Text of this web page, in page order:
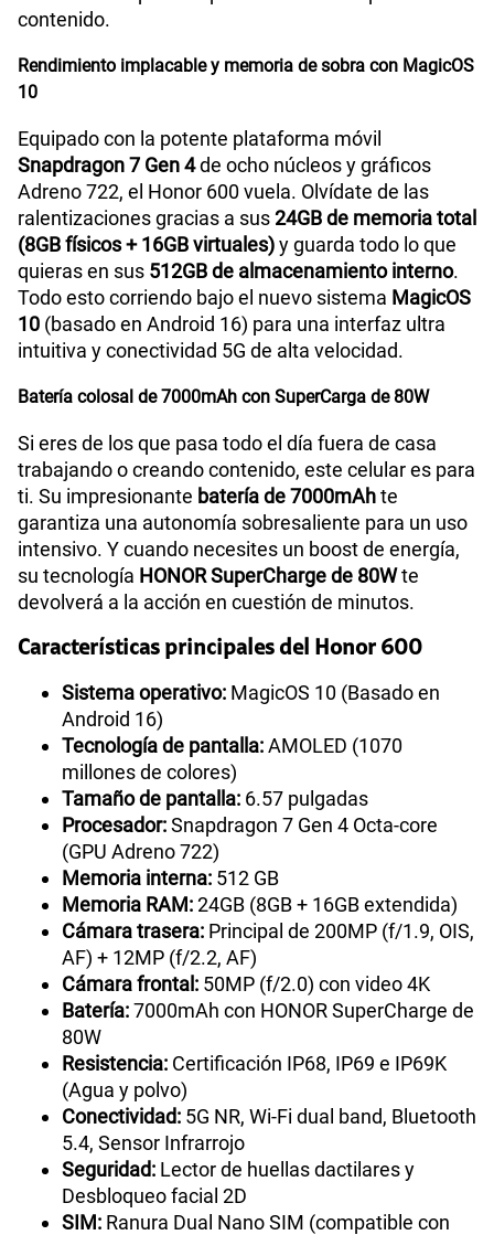
contenido.
Rendimiento implacable y memoria de sobra con MagicOS
10
Equipado con la potente plataforma móvil
Snapdragon 7 Gen 4de ocho núcleos y gráficos
Adreno 722, el Honor 600 vuela. Olvídate de las
ralentizaciones gracias a sus24GB de memoria total
(8GB físicos + 16GB virtuales)y guarda todo lo que
quieras en sus 512GB de almacenamiento interno.
Todo esto corriendo bajo el nuevo sistema MagicOS
10 (basado en Android 16) para una interfaz ultra
intuitiva y conectividad 5G de alta velocidad.
Batería colosal de 7000mAh con SuperCarga de 80W
Si eres de los que pasa todo el día fuera de casa
trabajando o creando contenido, este celular es para
ti. Su impresionante batería de 7000mAhte
garantiza una autonomía sobresaliente para un uso
intensivo. Y cuando necesites un boost de energía,
su tecnología HONOR SuperCharge de 80Wte
devolverá a la acción en cuestión de minutos.
Características principales del Honor 600
Sistema operativo: MagicOS 10 (Basado en
Android 16)
Tecnología de pantalla:AMOLED (1070
millones de colores)
Tamaño de pantalla: 6.57 pulgadas
Procesador:Snapdragon 7 Gen 4 Octa-core
(GPU Adreno 722)
Memoria interna: 512 GB
Memoria RAM:24GB (8GB + 16GB extendida)
Cámara trasera: Principal de 200MP (f/1.9, OIS,
AF) + 12MP (f/2.2, AF)
Cámara frontal: 50MP (f/2.0) con video 4K
Batería:7000mAh con HONOR SuperCharge de
80W
Resistencia: Certificación IP68, IP69 e IP69K
(Agua y polvo)
Conectividad: 5G NR, Wi-Fi dual band, Bluetooth
5.4, Sensor Infrarrojo
Seguridad: Lector de huellas dactilares y
Desbloqueo facial 2D
SIM: Ranura Dual Nano SIM (compatible con